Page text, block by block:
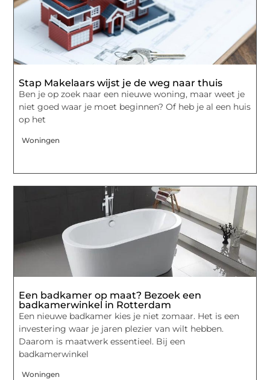
Stap Makelaars wijst je de weg naar thuis
Ben je op zoek naar een nieuwe woning, maar weet je
niet goed waar je moet beginnen? Of heb je al een huis
op het
Woningen
Een badkamer op maat? Bezoek een
badkamerwinkel in Rotterdam
Een nieuwe badkamer kies je niet zomaar. Het is een
investering waar je jaren plezier van wilt hebben.
Daarom is maatwerk essentieel. Bij een
badkamerwinkel
Woningen